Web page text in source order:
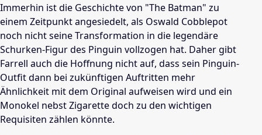
Immerhin ist die Geschichte von "The Batman" zu
einem Zeitpunkt angesiedelt, als Oswald Cobblepot
noch nicht seine Transformation in die legendäre
Schurken-Figur des Pinguin vollzogen hat. Daher gibt
Farrell auch die Hoffnung nicht auf, dass sein Pinguin-
Outfit dann bei zukünftigen Auftritten mehr
Ähnlichkeit mit dem Original aufweisen wird und ein
Monokel nebst Zigarette doch zu den wichtigen
Requisiten zählen könnte.